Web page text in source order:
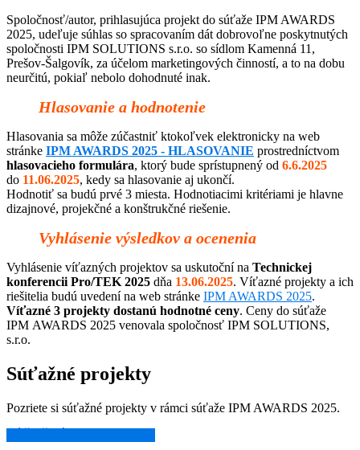
Spoločnosť/autor, prihlasujúca projekt do súťaže IPM AWARDS
2025, udeľuje súhlas so spracovaním dát dobrovoľne poskytnutých
spoločnosti IPM SOLUTIONS s.r.o. so sídlom Kamenná 11,
Prešov-Šalgovík, za účelom marketingových činností, a to na dobu
neurčitú, pokiaľ nebolo dohodnuté inak.
Hlasovanie a hodnotenie
Hlasovania sa môže zúčastniť ktokoľvek elektronicky na web
stránke IPM AWARDS 2025 - HLASOVANIE prostredníctvom
hlasovacieho formulára, ktorý bude sprístupnený od 6.6.2025
do 11.06.2025, kedy sa hlasovanie aj ukončí.
Hodnotiť sa budú prvé 3 miesta. Hodnotiacimi kritériami je hlavne
dizajnové, projekčné a konštrukčné riešenie.
Vyhlásenie výsledkov a ocenenia
Vyhlásenie víťazných projektov sa uskutoční na Technickej
konferencii Pro/TEK 2025 dňa 13.06.2025. Víťazné projekty a ich
riešitelia budú uvedení na web stránke IPM AWARDS 2025.
Víťazné 3 projekty dostanú hodnotné ceny. Ceny do súťaže
IPM AWARDS 2025 venovala spoločnosť IPM SOLUTIONS,
s.r.o.
Súťažné projekty
Pozriete si súťažné projekty v rámci súťaže IPM AWARDS 2025.